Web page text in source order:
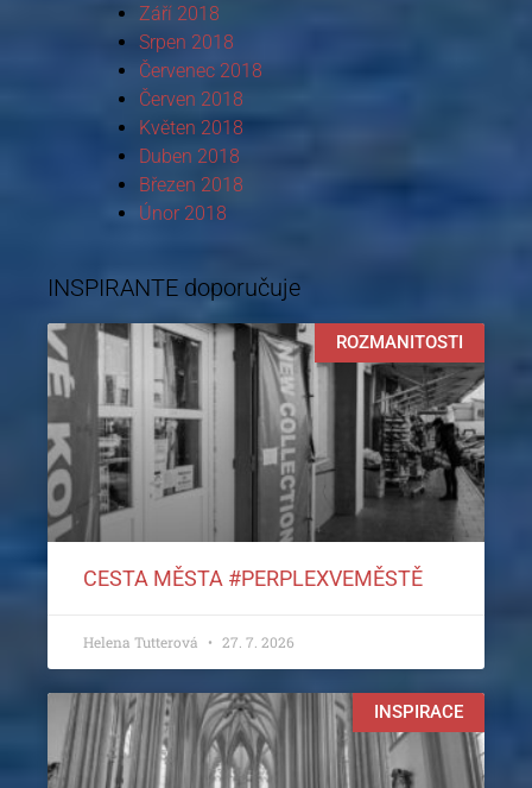
Září 2018
Srpen 2018
Červenec 2018
Červen 2018
Květen 2018
Duben 2018
Březen 2018
Únor 2018
INSPIRANTE doporučuje
ROZMANITOSTI
CESTA MĚSTA #PERPLEXVEMĚSTĚ
Helena Tutterová 27. 7. 2026
INSPIRACE